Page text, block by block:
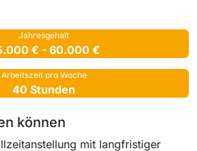
Jahresgehalt
€ - 60.000 €
Arbeitszeit pro Woche
40 Stunden
können
mit langfristiger